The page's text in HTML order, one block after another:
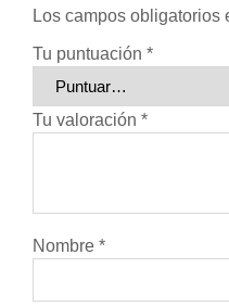
Los campos obligatorios
Tu puntuación *
Tu valoración *
Nombre *